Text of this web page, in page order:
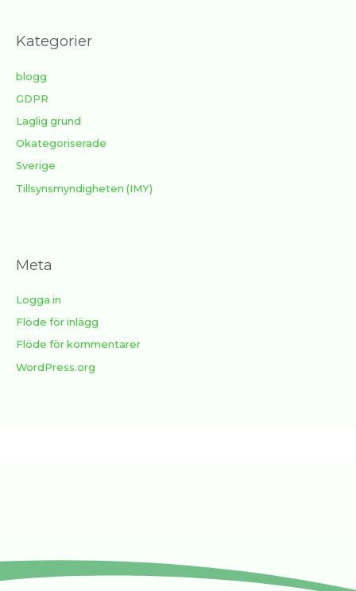
Kategorier
blogg
GDPR
Laglig grund
Okategoriserade
Sverige
Tillsynsmyndigheten (IMY)
Meta
Logga in
Flöde för inlägg
Flöde för kommentarer
WordPress.org